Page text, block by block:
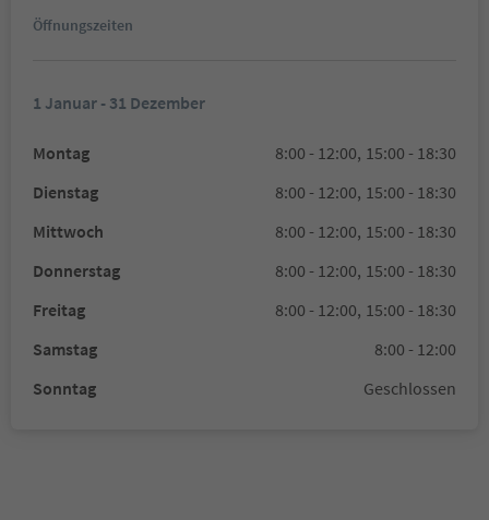
Öffnungszeiten
1 Januar - 31 Dezember
Montag 8:00 - 12:00, 15:00 - 18:30
Dienstag
8:00 - 12:00, 15:00 - 18:30
Mittwoch
8:00 - 12:00, 15:00 - 18:30
Donnerstag
8:00 - 12:00, 15:00 - 18:30
Freitag
8:00 - 12:00, 15:00 - 18:30
Samstag
8:00 - 12:00
Sonntag
Geschlossen